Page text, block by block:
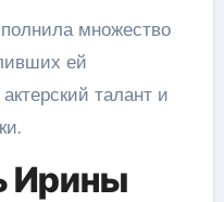
множество
ей
талант и
Ирины